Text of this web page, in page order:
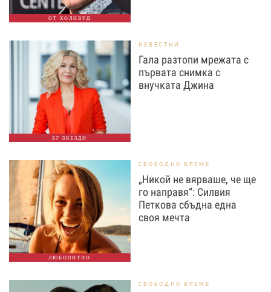
ОТ ХОЛИВУД
БГ ЗВЕЗДИ
ИЗВЕСТНИ
Гала разтопи мрежата с
първата снимка с
внучката Джина
ЛЮБОПИТНО
СВОБОДНО ВРЕМЕ
„Никой не вярваше, че ще
го направя“: Силвия
Петкова сбъдна една
своя мечта
СВОБОДНО ВРЕМЕ